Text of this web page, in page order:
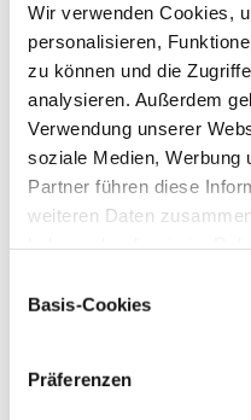
Wir verwenden Cookies,
personalisieren,
zu können und die
analysieren. Außerdem
Verwendung unserer
soziale Medien, Werbung
Partner führen diese
weiteren Daten
Cookies, wenn Sie
Basis-Cookies
Präferenzen
RZKd
RZKm
RZÖko
Gesundheit
88
RZ
Repro
Produktion